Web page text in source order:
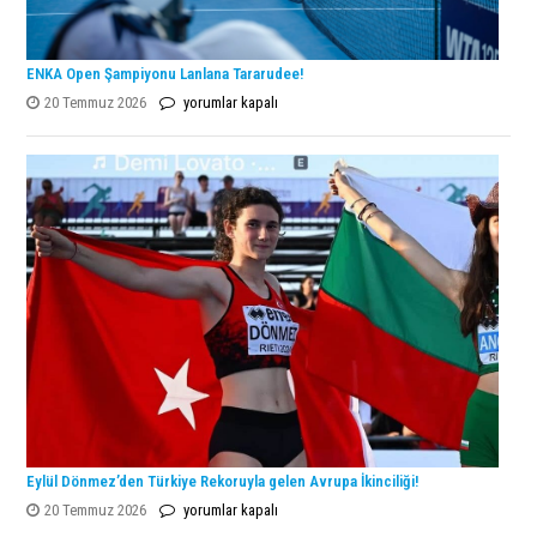
ENKA Open Şampiyonu Lanlana Tararudee!
20 Temmuz 2026
ENKA
Şampiyonu
Lanlana
Tararudee!
için
yorumlar kapalı
Eylül Dönmez’den Türkiye Rekoruyla gelen Avrupa İkinciliği!
20 Temmuz 2026
Eylül
yorumlar kapalı